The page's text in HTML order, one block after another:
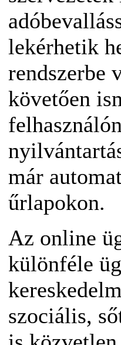
lekérhetik
rendszerbe
követően
már
űrlapokon.
Az online
különféle
szociális,